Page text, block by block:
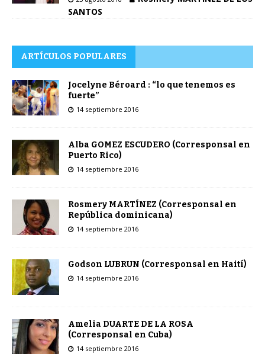
SANTOS
ARTÍCULOS POPULARES
Jocelyne Béroard : “lo que tenemos es
fuerte”
14 septiembre 2016
Alba GOMEZ ESCUDERO (Corresponsal en
Puerto Rico)
14 septiembre 2016
Rosmery MARTÍNEZ (Corresponsal en
República dominicana)
14 septiembre 2016
Godson LUBRUN (Corresponsal en Haití)
14 septiembre 2016
Amelia DUARTE DE LA ROSA
(Corresponsal en Cuba)
14 septiembre 2016